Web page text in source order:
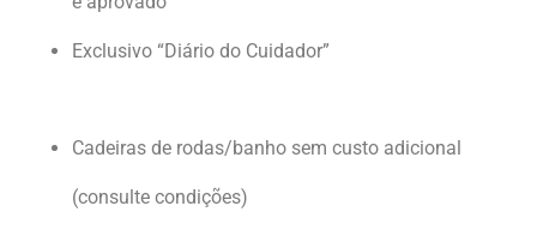
Exclusivo “Diário do Cuidador”
Cadeiras de rodas/banho sem custo adicional
(consulte condições)